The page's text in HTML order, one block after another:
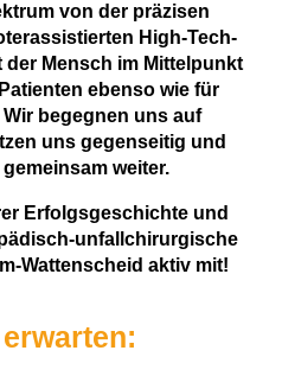
von der präzisen
High-Tech-
Mensch im Mittelpunkt
ebenso wie für
begegnen uns auf
uns gegenseitig und
weiter.
Erfolgsgeschichte und
unfallchirurgische
Wattenscheid aktiv mit!